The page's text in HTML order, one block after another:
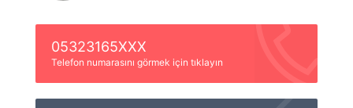
05323165XXX
Telefon numarasını görmek için tıklayın